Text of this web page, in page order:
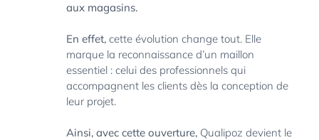
aux magasins.
En effet, cette évolution change tout. Elle
marque la reconnaissance d’un maillon
essentiel : celui des professionnels qui
accompagnent les clients dès la conception de
leur projet.
Ainsi, avec cette ouverture, Qualipoz devient le